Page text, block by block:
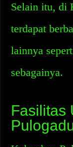
Selain itu, di
terdapat
lainnya
sebagainya.
Fasilitas